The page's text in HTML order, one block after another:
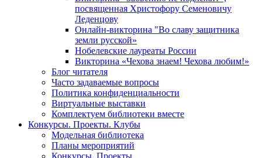
посвященная Христофору Семеновичу
Леденцову
Онлайн-викторина "Во славу защитника
земли русской»
Нобелевские лауреаты России
Викторина «Чехова знаем! Чехова любим!»
Блог читателя
Часто задаваемые вопросы
Политика конфиденциальности
Виртуальные выставки
Комплектуем библиотеки вместе
Конкурсы. Проекты. Клубы
Модельная библиотека
Планы мероприятий
Конкурсы. Проекты